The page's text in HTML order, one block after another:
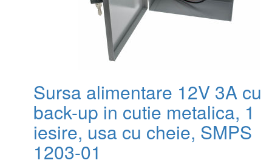
Sursa alimentare 12V 3A cu
back-up in cutie metalica, 1
iesire, usa cu cheie, SMPS
1203-01